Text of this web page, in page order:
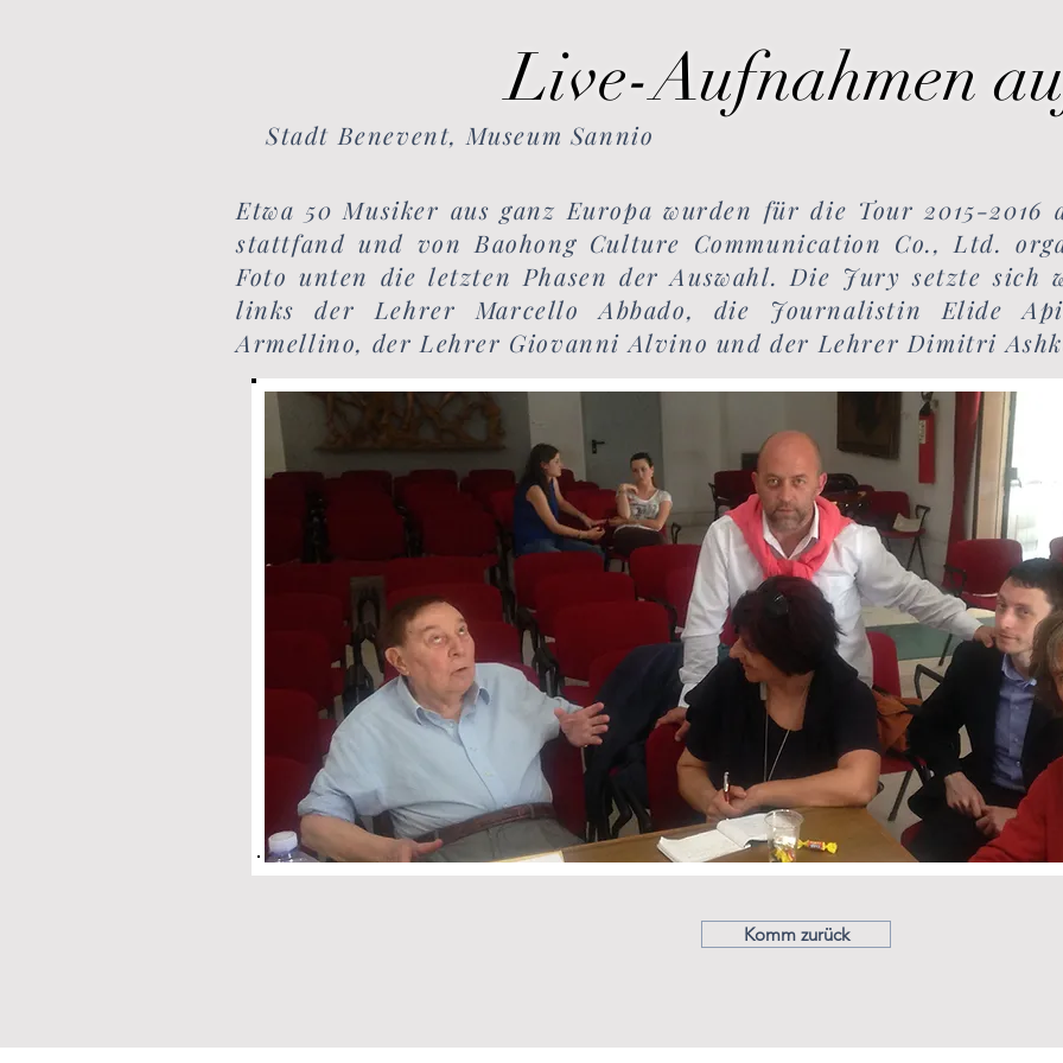
Live-Aufnahmen
Stadt Benevent, Museum Sannio
Etwa 50 Musiker aus ganz Europa wurden für die Tour 2015-2016
stattfand und von Baohong Culture Communication Co., Ltd.
Foto unten die letzten Phasen der Auswahl. Die Jury setzte sich
links der Lehrer Marcello Abbado, die Journalistin Elide
Armellino, der Lehrer Giovanni Alvino und der Lehrer Dimitri
Komm zurück